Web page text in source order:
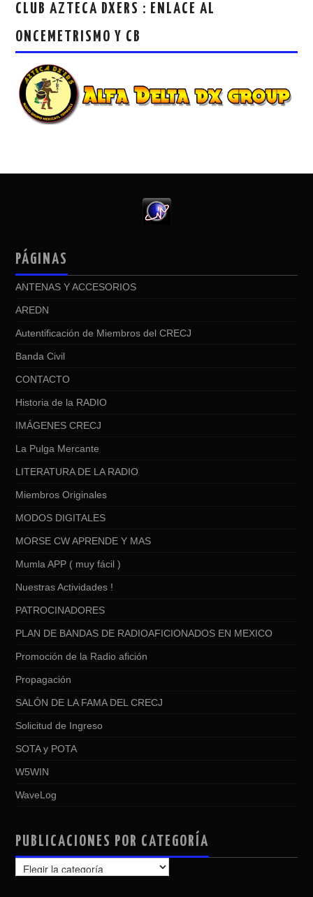
CLUB AZTECA DXERS : ENLACE AL
ONCEMETRISMO Y CB
PÁGINAS
ANTENAS Y ACCESORIOS
AREDN
Autentificación de Miembros del CRECJ
Banda Civil
CONTACTO
Historia de la RADIO
IMÁGENES CRECJ
La Pulga Mercante
LITERATURA DE LA RADIO
Miembros Originales
MODOS DIGITALES
MORSE CW APRENDE Y MAS
Mumla APP ( muy fácil )
Nuestras Actividades !
PATROCINADORES
PLAN DE BANDAS DE RADIOAFICIONADOS EN MEXICO
Promoción de la Radio afición
Propagación
SALÓN DE LA FAMA DEL CRECJ
Solicitud de Ingreso
SOTA y POTA
W5WIN
WaveLog
PUBLICACIONES POR CATEGORÍA
PUBLICACIONES
POR